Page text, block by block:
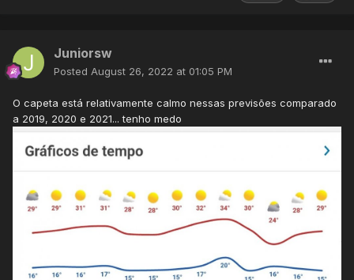
Juniorsw
Posted August 26, 2022 at 01:05 PM
O capeta está relativamente calmo nessas previsões comparado
a 2019, 2020 e 2021... tenho medo